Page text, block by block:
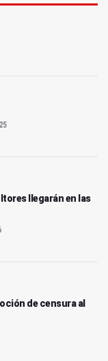
llegarán en las
de censura al